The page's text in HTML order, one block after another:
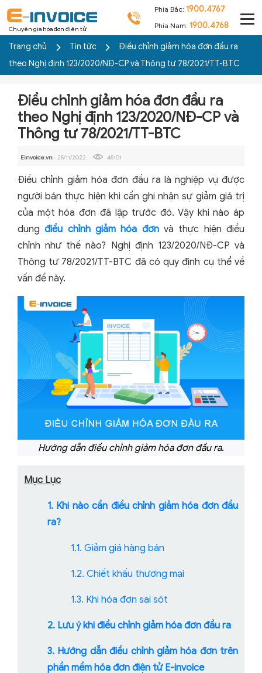
Chuyên gia hóa đơn điện tử
Phía Bắc: 1900.4767
Phía Nam: 1900.4768
Trang chủ Tin tức
Điều chỉnh giảm hóa đơn đầu ra
theo Nghị định 123/2020/NĐ-CP và Thông tư 78/2021/TT-BTC
Điều chỉnh giảm hóa đơn đầu ra
theo Nghị định 123/2020/NĐ-CP và
Thông tư 78/2021/TT-BTC
Einvoice.vn- 25/11/2022 45101
Điều chỉnh giảm hóa đơn đầu ra là nghiệp vụ được
người bán thực hiện khi cần ghi nhận sự giảm giá trị
của một hóa đơn đã lập trước đó. Vậy khi nào áp
dụngđiều chỉnh giảm hóa đơnvà thực hiện điều
chỉnh như thế nào? Nghị định 123/2020/NĐ-CP và
Thông tư 78/2021/TT-BTC đã có quy định cụ thể về
vấn đề này.
Hướng dẫn điều chỉnh giảm hóa đơn đầu ra.
Mục Lục
1. Khi nào cần điều chỉnh giảm hóa đơn đầu
ra?
1.1. Giảm giá hàng bán
1.2. Chiết khấu thương mại
1.3. Khi hóa đơn sai sót
2. Lưu ý khi điều chỉnh giảm hóa đơn đầu ra
3. Hướng dẫn điều chỉnh giảm hóa đơn trên
phần mềm hóa đơn điện tử E-invoice